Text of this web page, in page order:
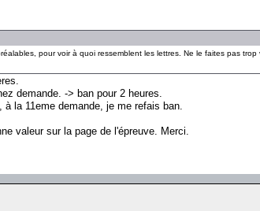
pour voir à quoi ressemblent les lettres. Ne le faites pas
demande. -> ban pour 2 heures.
la 11eme demande, je me refais ban.
valeur sur la page de l'épreuve. Merci.